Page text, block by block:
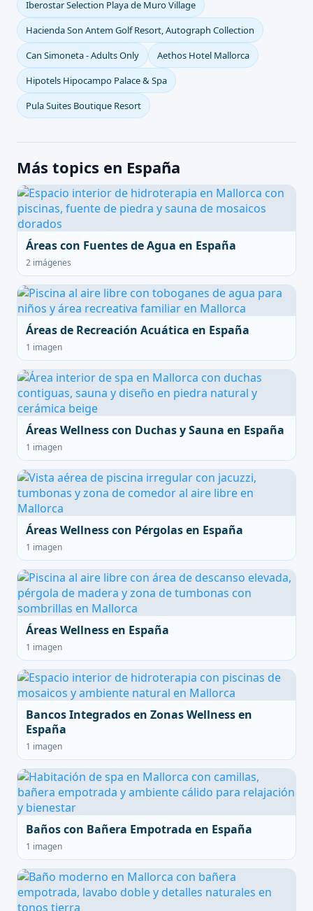
Iberostar Selection Playa de Muro Village
Hacienda Son Antem Golf Resort, Autograph Collection
Can Simoneta - Adults Only
Aethos Hotel Mallorca
Hipotels Hipocampo Palace & Spa
Pula Suites Boutique Resort
Más topics en España
Áreas con Fuentes de Agua en España
2 imágenes
Áreas de Recreación Acuática en España
1 imagen
Áreas Wellness con Duchas y Sauna en España
1 imagen
Áreas Wellness con Pérgolas en España
1 imagen
Áreas Wellness en España
1 imagen
Bancos Integrados en Zonas Wellness en
España
1 imagen
Baños con Bañera Empotrada en España
1 imagen